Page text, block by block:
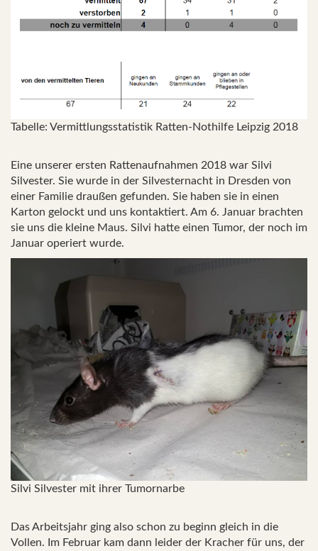
Tabelle: Vermittlungsstatistik Ratten-Nothilfe Leipzig 2018
Eine unserer ersten Rattenaufnahmen 2018 war Silvi
Silvester. Sie wurde in der Silvesternacht in Dresden von
einer Familie draußen gefunden. Sie haben sie in einen
Karton gelockt und uns kontaktiert. Am 6. Januar brachten
sie uns die kleine Maus. Silvi hatte einen Tumor, der noch im
Januar operiert wurde.
Silvi Silvester mit ihrer Tumornarbe
Das Arbeitsjahr ging also schon zu beginn gleich in die
Vollen. Im Februar kam dann leider der Kracher für uns, der